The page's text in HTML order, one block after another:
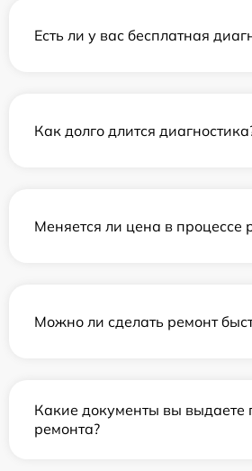
Есть ли у вас бесплатная
Как долго длится
Меняется ли цена в процессе
Можно ли сделать ремонт
Какие документы вы выдаете
ремонта?